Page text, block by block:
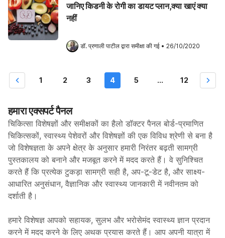
जानिए किडनी के रोगी का डायट प्लान,क्या खाएं क्या
नहीं
डॉ. प्रणाली पाटील द्वारा समीक्षा की गई • 26/10/2020
1 2 3 4 5 ... 12
हमारा एक्सपर्ट पैनल
चिकित्सा विशेषज्ञों और समीक्षकों का हैलो डॉक्टर पैनल बोर्ड-प्रमाणित
चिकित्सकों, स्वास्थ्य पेशेवरों और विशेषज्ञों की एक विविध श्रेणी से बना है
जो विशेषज्ञता के अपने क्षेत्र के अनुसार हमारी निरंतर बढ़ती सामग्री
पुस्तकालय को बनाने और मजबूत करने में मदद करते हैं। वे सुनिश्चित
करते हैं कि प्रत्येक टुकड़ा सामग्री सही है, अप-टू-डेट है, और साक्ष्य-
आधारित अनुसंधान, वैज्ञानिक और स्वास्थ्य जानकारी में नवीनतम को
दर्शाती है।
हमारे विशेषज्ञ आपको सहायक, सुलभ और भरोसेमंद स्वास्थ्य ज्ञान प्रदान
करने में मदद करने के लिए अथक प्रयास करते हैं। आप अपनी यात्रा में